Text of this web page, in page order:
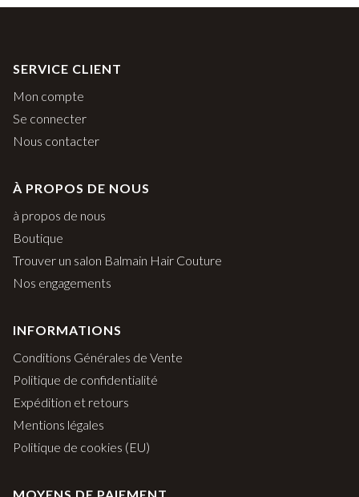
SERVICE CLIENT
Mon compte
Se connecter
Nous contacter
À PROPOS DE NOUS
à propos de nous
Boutique
Trouver un salon Balmain Hair Couture
Nos engagements
INFORMATIONS
Conditions Générales de Vente
Politique de confidentialité
Expédition et retours
Mentions légales
Politique de cookies (EU)